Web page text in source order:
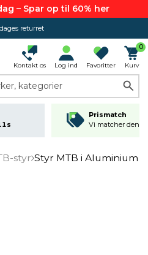
– Spar op til 60% her
returret
Kontakt os Log ind Favoritter
0
Kurv
kategorier
Prismatch
Vi matcher den
styr Styr MTB i Aluminium